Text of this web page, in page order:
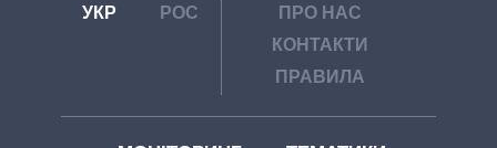
УКР РОС
ПРО НАС
КОНТАКТИ
ПРАВИЛА